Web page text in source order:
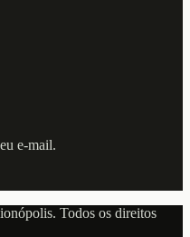
e-mail.
. Todos os direitos